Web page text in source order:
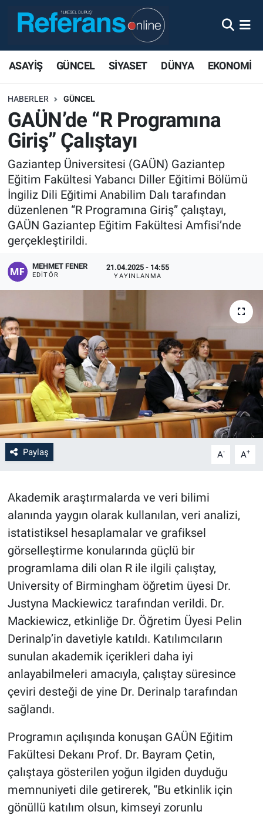
ASAYİŞ GÜNCEL SİYASET DÜNYA EKONOMİ
HABERLER GÜNCEL
GAÜN’de “R Programına
Giriş” Çalıştayı
Gaziantep Üniversitesi (GAÜN) Gaziantep
Eğitim Fakültesi Yabancı Diller Eğitimi Bölümü
İngiliz Dili Eğitimi Anabilim Dalı tarafından
düzenlenen “R Programına Giriş” çalıştayı,
GAÜN Gaziantep Eğitim Fakültesi Amfisi’nde
gerçekleştirildi.
MEHMET FENER
EDITÖR
21.04.2025 - 14:55
YAYINLANMA
Paylaş A- A+
Akademik araştırmalarda ve veri bilimi
alanında yaygın olarak kullanılan, veri analizi,
istatistiksel hesaplamalar ve grafiksel
görselleştirme konularında güçlü bir
programlama dili olan R ile ilgili çalıştay,
University of Birmingham öğretim üyesi Dr.
Justyna Mackiewicz tarafından verildi. Dr.
Mackiewicz, etkinliğe Dr. Öğretim Üyesi Pelin
Derinalp’in davetiyle katıldı. Katılımcıların
sunulan akademik içerikleri daha iyi
anlayabilmeleri amacıyla, çalıştay süresince
çeviri desteği de yine Dr. Derinalp tarafından
sağlandı.
Programın açılışında konuşan GAÜN Eğitim
Fakültesi Dekanı Prof. Dr. Bayram Çetin,
çalıştaya gösterilen yoğun ilgiden duyduğu
memnuniyeti dile getirerek, “Bu etkinlik için
gönüllü katılım olsun, kimseyi zorunlu